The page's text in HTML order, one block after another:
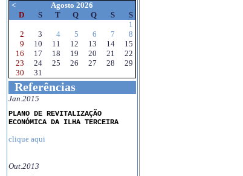
<
Agosto 2026
D
S T Q Q S
S
1
2
3 4 5 6 7
8
9
10 11 12 13 14
15
16
17 18 19 20 21
22
23
24 25 26 27 28
29
30
31
Referências
Jan.2015
PLANO DE REVITALIZAÇÃO
ECONÓMICA DA ILHA TERCEIRA
clique aqui
Out.2013